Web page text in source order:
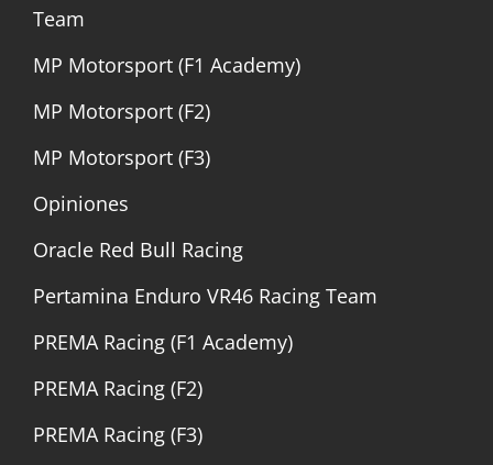
Team
MP Motorsport (F1 Academy)
MP Motorsport (F2)
MP Motorsport (F3)
Opiniones
Oracle Red Bull Racing
Pertamina Enduro VR46 Racing Team
PREMA Racing (F1 Academy)
PREMA Racing (F2)
PREMA Racing (F3)